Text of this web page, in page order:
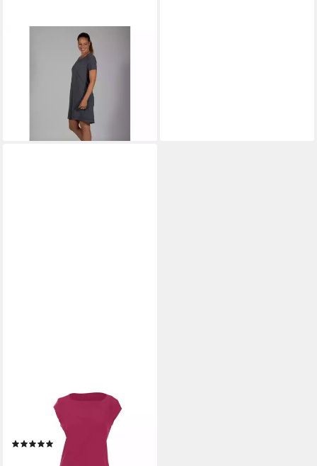
2-in-1-Kleid Kleid
Welschnofen fresh
lieferbar - in 3-4 Werktagen bei dir
Shirtkleid Maul Amazona -
Funktions Kleid uni elas.
(1)
ab 64,99 €